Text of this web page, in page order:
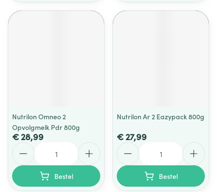
Nutrilon Omneo 2
Opvolgmelk Pdr 800g
€ 28,99
Bestel
Nutrilon Ar 2 Eazypack 800g
€ 27,99
Bestel